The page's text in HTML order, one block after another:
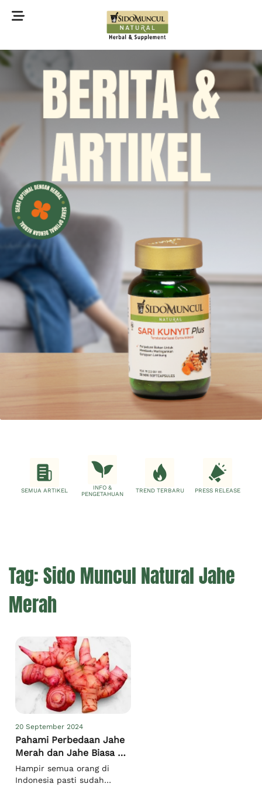
©2022 Sidomuncul Natural All right reserved
SEMUA ARTIKEL
INFO &
PENGETAHUAN
TREND TERBARU PRESS RELEASE
Tag:⁠Sido Muncul Natural Jahe
Merah
20 September 2024
Pahami Perbedaan Jahe
Merah dan Jahe Biasa &
Cara Pilihnya
Hampir semua orang di
Indonesia pasti sudah